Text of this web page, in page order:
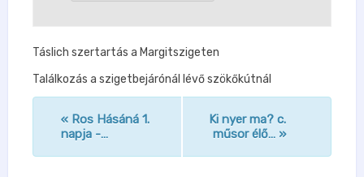
Táslich szertartás a Margitszigeten
Találkozás a szigetbejárónál lévő szökőkútnál
a
« Ros Hásáná 1.
napja -…
Ki nyer ma? c.
műsor élő… »